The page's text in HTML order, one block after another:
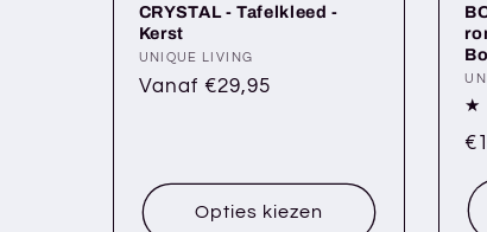
CRYSTAL - Tafelkleed -
Kerst
Verkoper:
UNIQUE LIVING
Normale
Vanaf €29,95
Opties kiezen